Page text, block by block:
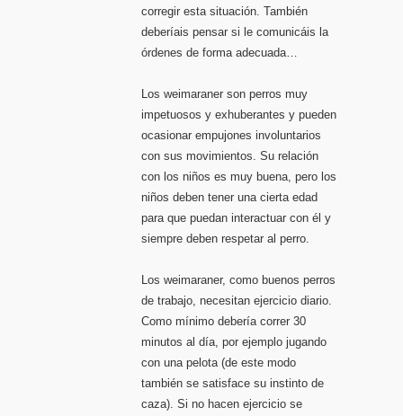
corregir esta situación. También
deberíais pensar si le comunicáis la
órdenes de forma adecuada…
Los weimaraner son perros muy
impetuosos y exhuberantes y pueden
ocasionar empujones involuntarios
con sus movimientos. Su relación
con los niños es muy buena, pero los
niños deben tener una cierta edad
para que puedan interactuar con él y
siempre deben respetar al perro.
Los weimaraner, como buenos perros
de trabajo, necesitan ejercicio diario.
Como mínimo debería correr 30
minutos al día, por ejemplo jugando
con una pelota (de este modo
también se satisface su instinto de
caza). Si no hacen ejercicio se